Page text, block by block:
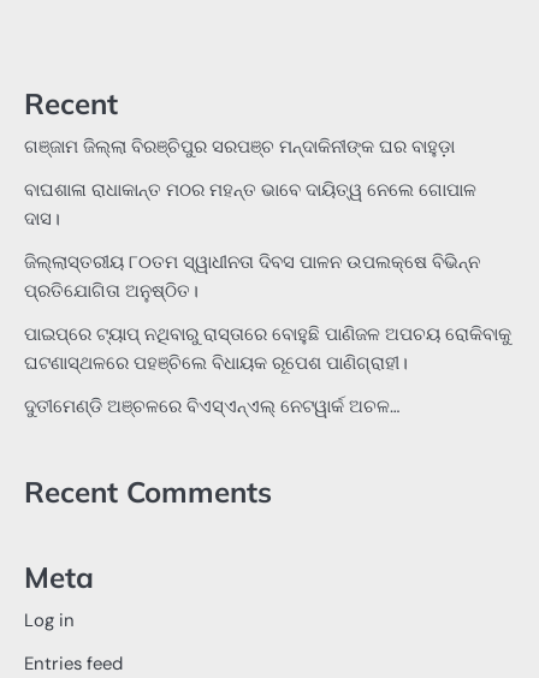
Recent
ଗଞ୍ଜାମ ଜିଲ୍ଲା ବିରଞ୍ଚିପୁର ସରପଞ୍ଚ ମନ୍ଦାକିନୀଙ୍କ ଘର ବାହୁଡ଼ା
ବାଘଶାଳା ରାଧାକାନ୍ତ ମଠର ମହନ୍ତ ଭାବେ ଦାୟିତ୍ୱ ନେଲେ ଗୋପାଳ
ଦାସ।
ଜିଲ୍ଲାସ୍ତରୀୟ ୮୦ତମ ସ୍ୱାଧୀନତା ଦିବସ ପାଳନ ଉପଲକ୍ଷେ ବିଭିନ୍ନ
ପ୍ରତିଯୋଗିତା ଅନୁଷ୍ଠିତ।
ପାଇପ୍‌ରେ ଟ୍ୟାପ୍‌ ନଥିବାରୁ ରାସ୍ତାରେ ବୋହୁଛି ପାଣିଜଳ ଅପଚୟ ରୋକିବାକୁ
ଘଟଣାସ୍ଥଳରେ ପହଞ୍ଚିଲେ ବିଧାୟକ ରୂପେଶ ପାଣିଗ୍ରାହୀ।
ଦୁତୀମେଣ୍ଡି ଅଞ୍ଚଳରେ ବିଏସ୍‌ଏନ୍‌ଏଲ୍‌ ନେଟୱାର୍କ ଅଚଳ…
Recent Comments
Meta
Log in
Entries feed